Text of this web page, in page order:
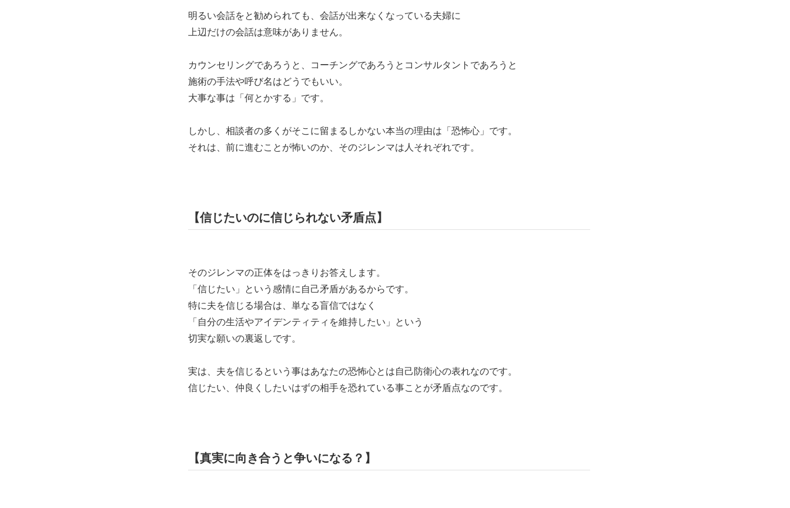
明るい会話をと勧められても、会話が出来なくなっている夫婦に
上辺だけの会話は意味がありません。
カウンセリングであろうと、コーチングであろうとコンサルタントであろうと
施術の手法や呼び名はどうでもいい。
大事な事は「何とかする」です。
しかし、相談者の多くがそこに留まるしかない本当の理由は「恐怖心」です。
それは、前に進むことが怖いのか、そのジレンマは人それぞれです。
【信じたいのに信じられない矛盾点】
そのジレンマの正体をはっきりお答えします。
「信じたい」という感情に自己矛盾があるからです。
特に夫を信じる場合は、単なる盲信ではなく
「自分の生活やアイデンティティを維持したい」という
切実な願いの裏返しです。
実は、夫を信じるという事はあなたの恐怖心とは自己防衛心の表れなのです。
信じたい、仲良くしたいはずの相手を恐れている事ことが矛盾点なのです。
【真実に向き合うと争いになる？】